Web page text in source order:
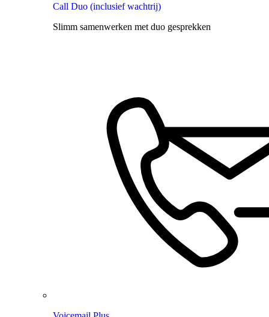
Call Duo (inclusief wachtrij)
Slimm samenwerken met duo gesprekken